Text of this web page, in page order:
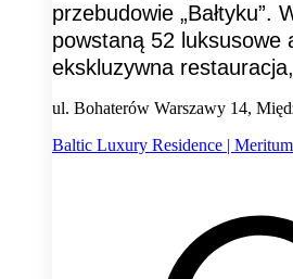
przebudowie „Bałtyku”.
powstaną 52 luksusowe
ekskluzywna restauracja,
ul. Bohaterów Warszawy 14,
Baltic Luxury Residence |